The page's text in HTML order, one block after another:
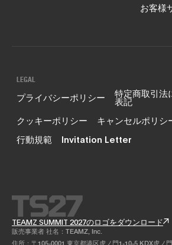
お客様
LEGAL
プライバシーポリシー 特定商取引法
表記
クッキーポリシー
キャンセルポリシ
行動規範
Invitation Letter
TEAMZ SUMMIT 2027のロゴをダウンロード
販売事業者 社名：TEAMZ, Inc.